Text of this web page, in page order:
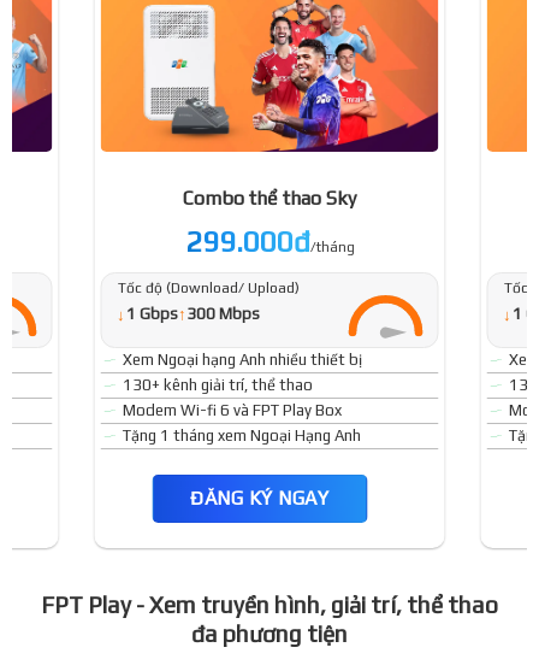
Combo thể thao Sky
299.000đ/tháng
Tốc độ (Download/ Upload)
↓ 1 Gbps↑ 300 Mbps
Xem Ngoại hạng Anh nhiều thiết bị
130+ kênh giải trí, thể thao
Modem Wi-fi 6 và FPT Play Box
Tặng 1 tháng xem Ngoại Hạng Anh
ĐĂNG KÝ NGAY
Tốc
↓ 1
FPT Play - Xem truyền hình, giải trí, thể thao
đa phương tiện